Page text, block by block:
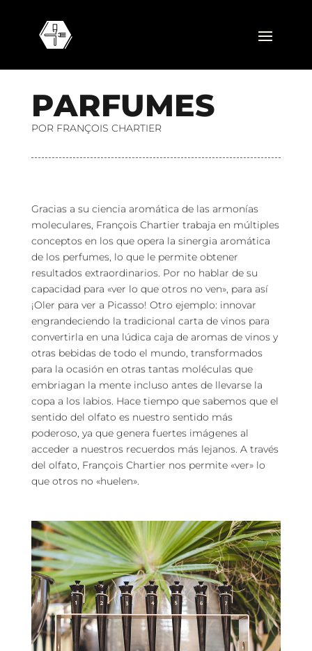
PARFUMES
POR FRANÇOIS CHARTIER
Gracias a su ciencia aromática de las armonías
moleculares, François Chartier trabaja en múltiples
conceptos en los que opera la sinergia aromática
de los perfumes, lo que le permite obtener
resultados extraordinarios. Por no hablar de su
capacidad para «ver lo que otros no ven», para así
¡Oler para ver a Picasso! Otro ejemplo: innovar
engrandeciendo la tradicional carta de vinos para
convertirla en una lúdica caja de aromas de vinos y
otras bebidas de todo el mundo, transformados
para la ocasión en otras tantas moléculas que
embriagan la mente incluso antes de llevarse la
copa a los labios. Hace tiempo que sabemos que el
sentido del olfato es nuestro sentido más
poderoso, ya que genera fuertes imágenes al
acceder a nuestros recuerdos más lejanos. A través
del olfato, François Chartier nos permite «ver» lo
que otros no «huelen».